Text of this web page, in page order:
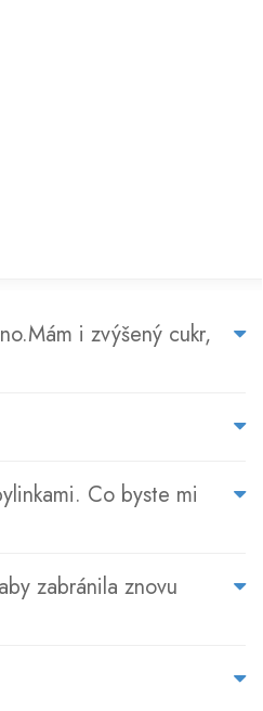
i zvýšený cukr,
Co byste mi
zabránila znovu